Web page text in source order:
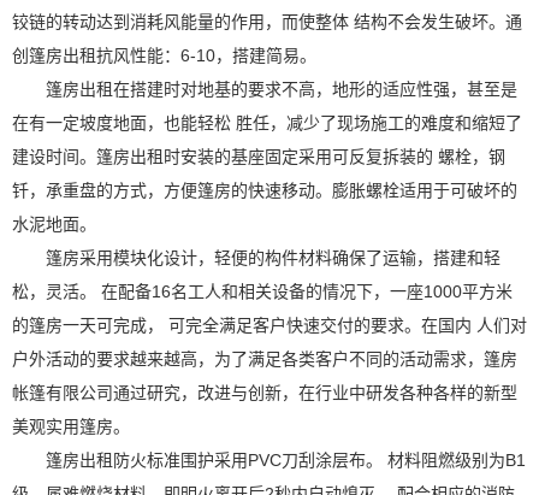
铰链的转动达到消耗风能量的作用，而使整体 结构不会发生破坏。通
创篷房出租抗风性能：6-10，搭建简易。
篷房出租在搭建时对地基的要求不高，地形的适应性强，甚至是
在有一定坡度地面，也能轻松 胜任，减少了现场施工的难度和缩短了
建设时间。篷房出租时安装的基座固定采用可反复拆装的 螺栓，钢
钎，承重盘的方式，方便篷房的快速移动。膨胀螺栓适用于可破坏的
水泥地面。
篷房采用模块化设计，轻便的构件材料确保了运输，搭建和轻
松，灵活。 在配备16名工人和相关设备的情况下，一座1000平方米
的篷房一天可完成， 可完全满足客户快速交付的要求。在国内 人们对
户外活动的要求越来越高，为了满足各类客户不同的活动需求，篷房
帐篷有限公司通过研究，改进与创新，在行业中研发各种各样的新型
美观实用篷房。
篷房出租防火标准围护采用PVC刀刮涂层布。 材料阻燃级别为B1